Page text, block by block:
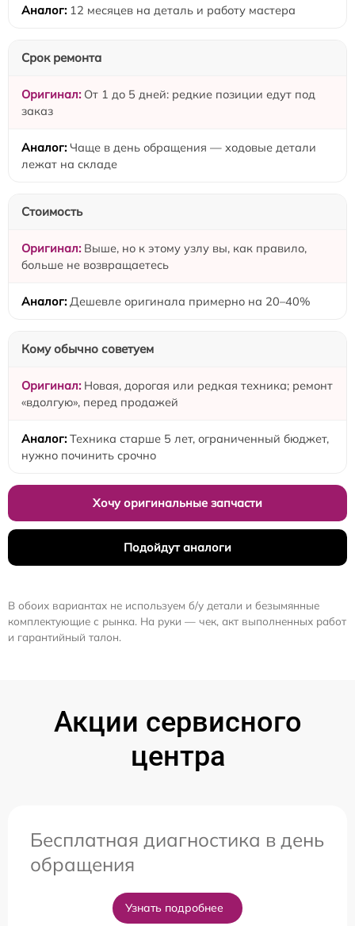
12 месяцев на деталь и работу мастера
Срок ремонта
От 1 до 5 дней: редкие позиции едут под
заказ
Чаще в день обращения — ходовые детали
лежат на складе
Стоимость
Выше, но к этому узлу вы, как правило,
больше не возвращаетесь
Дешевле оригинала примерно на 20–40%
Кому обычно советуем
Новая, дорогая или редкая техника; ремонт
«вдолгую», перед продажей
Техника старше 5 лет, ограниченный бюджет,
нужно починить срочно
Хочу оригинальные запчасти
Подойдут аналоги
В обоих вариантах не используем б/у детали и безымянные
комплектующие с рынка. На руки — чек, акт выполненных работ
и гарантийный талон.
Акции сервисного
центра
Бесплатная диагностика в день
обращения
Узнать подробнее